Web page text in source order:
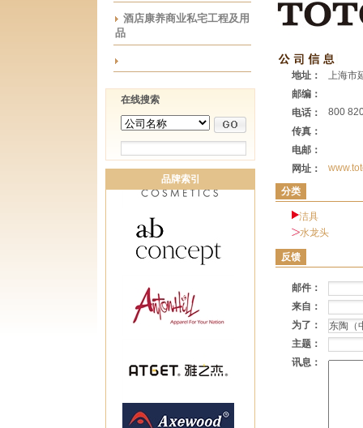
酒店康养商业私宅工程及用
品
在线搜索
品牌索引
地址：
上海市
邮编：
电话：
800
传真：
电邮：
网址：
分类
洁具
水龙头
反馈
邮件：
来自：
为了：
主题：
讯息：